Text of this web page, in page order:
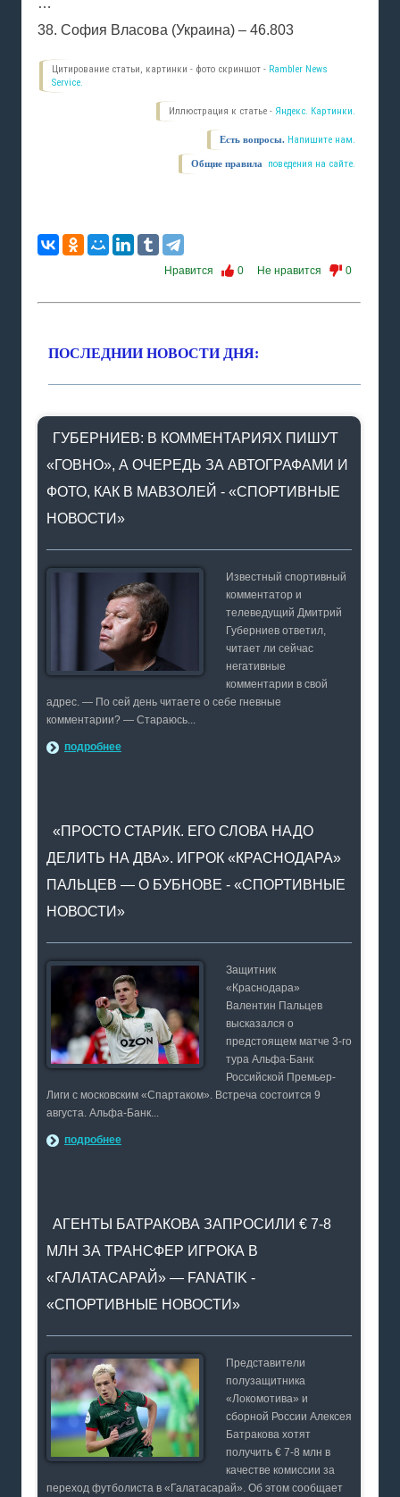
…
38. София Власова (Украина) – 46.803
Цитирование статьи, картинки - фото скриншот - Rambler News
Service.
Иллюстрация к статье - Яндекс. Картинки.
Есть вопросы. Напишите нам.
Общие правила поведения на сайте.
Нравится 0 Не нравится 0
ПОСЛЕДНИИ НОВОСТИ ДНЯ:
ГУБЕРНИЕВ: В КОММЕНТАРИЯХ ПИШУТ
«ГОВНО», А ОЧЕРЕДЬ ЗА АВТОГРАФАМИ И
ФОТО, КАК В МАВЗОЛЕЙ - «СПОРТИВНЫЕ
НОВОСТИ»
Известный спортивный
комментатор и
телеведущий Дмитрий
Губерниев ответил,
читает ли сейчас
негативные
комментарии в свой
адрес. — По сей день читаете о себе гневные
комментарии? — Стараюсь...
подробнее
«ПРОСТО СТАРИК. ЕГО СЛОВА НАДО
ДЕЛИТЬ НА ДВА». ИГРОК «КРАСНОДАРА»
ПАЛЬЦЕВ — О БУБНОВЕ - «СПОРТИВНЫЕ
НОВОСТИ»
Защитник
«Краснодара»
Валентин Пальцев
высказался о
предстоящем матче 3-го
тура Альфа-Банк
Российской Премьер-
Лиги с московским «Спартаком». Встреча состоится 9
августа. Альфа-Банк...
подробнее
АГЕНТЫ БАТРАКОВА ЗАПРОСИЛИ € 7-8
МЛН ЗА ТРАНСФЕР ИГРОКА В
«ГАЛАТАСАРАЙ» — FANATIK -
«СПОРТИВНЫЕ НОВОСТИ»
Представители
полузащитника
«Локомотива» и
сборной России Алексея
Батракова хотят
получить € 7-8 млн в
качестве комиссии за
переход футболиста в «Галатасарай». Об этом сообщает